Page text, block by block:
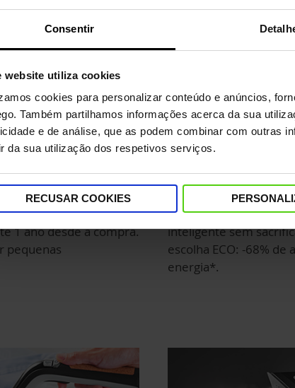
Consentir
website utiliza cookies
cookies para personalizar conteúdo e anúncios,
Também partilhamos informações acerca da sua
e de análise, que as podem combinar com outras
da sua utilização dos respetivos serviços.
RECUSAR COOKIES
com Garantia
de verificação e
1 ano desde a compra.
pequenas
Escolha a funcao
Para reduzir o
inteligente sem
escolha ECO: -68% de
energia*.